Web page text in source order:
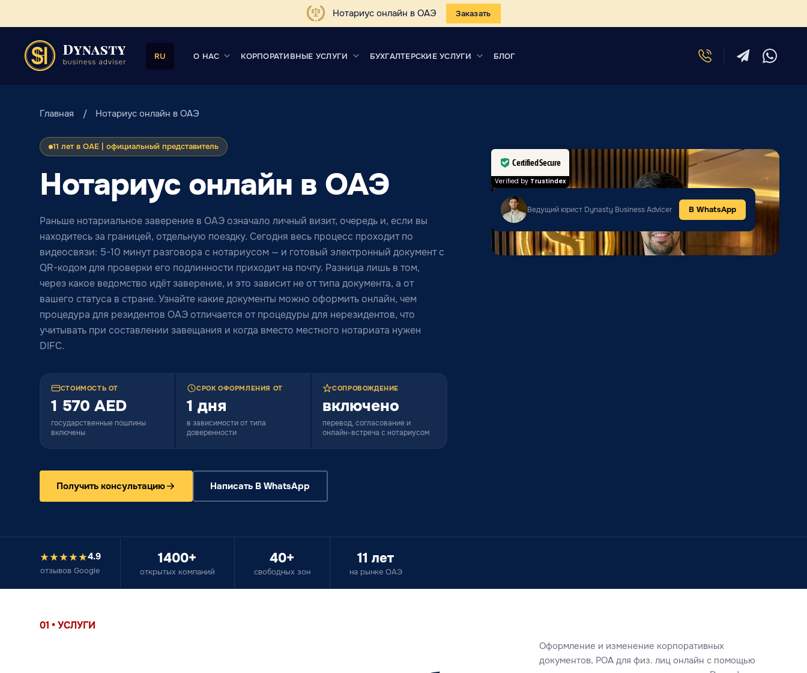
Нотариус онлайн в ОАЭ Заказать
RU О НАС КОРПОРАТИВНЫЕ УСЛУГИ БУХГАЛТЕРСКИЕ УСЛУГИ БЛОГ
Главная Нотариус онлайн в ОАЭ
11 лет в ОАЕ | официальный представитель
Нотариус онлайн в ОАЭ
Раньше нотариальное заверение в ОАЭ означало личный визит, очередь и, если вы
находитесь за границей, отдельную поездку. Сегодня весь процесс проходит по
видеосвязи: 5-10 минут разговора с нотариусом — и готовый электронный документ с
QR-кодом для проверки его подлинности приходит на почту. Разница лишь в том,
через какое ведомство идёт заверение, и это зависит не от типа документа, а от
вашего статуса в стране. Узнайте какие документы можно оформить онлайн, чем
процедура для резидентов ОАЭ отличается от процедуры для нерезидентов, что
учитывать при составлении завещания и когда вместо местного нотариата нужен
DIFC.
СТОИМОСТЬ ОТ
1 570 AED
государственные пошлины
включены
СРОК ОФОРМЛЕНИЯ ОТ
1 дня
в зависимости от типа
доверенности
СОПРОВОЖДЕНИЕ
включено
перевод, согласование и
онлайн-встреча с нотариусом
Получить консультацию Написать В WhatsApp
Certified Secure
Verified by Trustindex
Ведущий юрист Dynasty Business Advicer В WhatsApp
4.9
отзывов Google
1400+
открытых компаний
40+
свободных зон
11 лет
на рынке ОАЭ
01 • УСЛУГИ
Оформление и изменение корпоративных
документов, POA для физ. лиц онлайн с помощью